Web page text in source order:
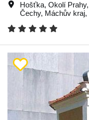
Hošťka, Okolí Prahy,
Čechy, Máchův kraj,